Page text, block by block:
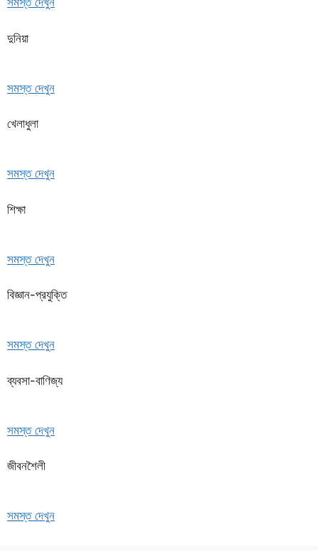
দুনিয়া
সমস্ত দেখুন
খেলাধুলা
সমস্ত দেখুন
শিক্ষা
সমস্ত দেখুন
বিজ্ঞান-প্রযুক্তি
সমস্ত দেখুন
ব্যবসা-বাণিজ্য
সমস্ত দেখুন
জীবনশৈলী
সমস্ত দেখুন